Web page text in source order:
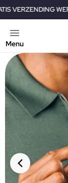
• 30
Menu
PRIORITY